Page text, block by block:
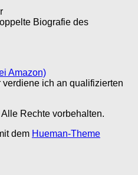
Biografie des
Amazon)
ich an qualifizierten
Rechte vorbehalten.
dem Hueman-Theme